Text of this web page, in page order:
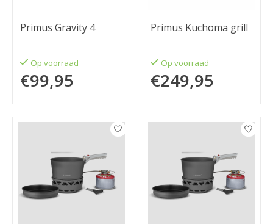
Primus Gravity 4
Op voorraad
€99,95
Primus Kuchoma grill
Op voorraad
€249,95